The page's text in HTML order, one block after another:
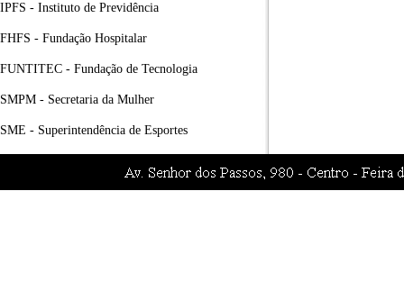
IPFS - Instituto de Previdência
FHFS - Fundação Hospitalar
FUNTITEC - Fundação de Tecnologia
SMPM - Secretaria da Mulher
SME - Superintendência de Esportes